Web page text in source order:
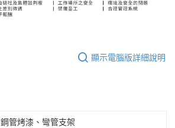
顯示電腦版詳細說明
鋼管烤漆、彎管支架